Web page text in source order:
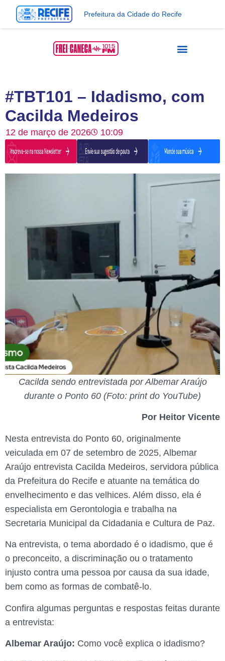
Prefeitura da Cidade do Recife
#TBT101 – Idadismo, com
Cacilda Medeiros
12 de março de 2026 10:09
Cacilda sendo entrevistada por Albemar Araújo
durante o Ponto 60 (Foto: print do YouTube)
Por Heitor Vicente
Nesta entrevista do Ponto 60, originalmente
veiculada em 07 de setembro de 2025, Albemar
Araújo entrevista Cacilda Medeiros, servidora pública
da Prefeitura do Recife e atuante na temática do
envelhecimento e das velhices. Além disso, ela é
especialista em Gerontologia e trabalha na
Secretaria Municipal da Cidadania e Cultura de Paz.
Na entrevista, o tema abordado é o idadismo, que é
o preconceito, a discriminação ou o tratamento
injusto contra uma pessoa por causa da sua idade,
bem como as formas de combatê-lo.
Confira algumas perguntas e respostas feitas durante
a entrevista:
Albemar Araújo: Como você explica o idadismo?